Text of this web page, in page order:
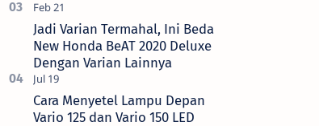
Jadi Varian Termahal, Ini Beda
New Honda BeAT 2020 Deluxe
Dengan Varian Lainnya
Cara Menyetel Lampu Depan
Vario 125 dan Vario 150 LED